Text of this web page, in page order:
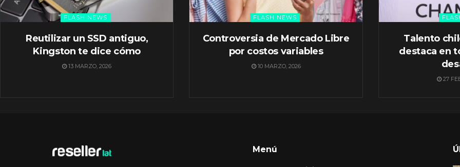
FLASH NEWS
Reutilizar un SSD antiguo,
Kingston te dice cómo
13 MARZO, 2026
FLASH NEWS
Controversia de Mercado Libre
por costos variables
10 MARZO, 2026
Talento
destaca en
27
Menú